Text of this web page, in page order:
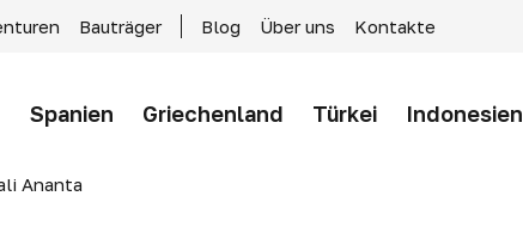
Bauträger Blog Über uns Kontakte
Spanien Griechenland Türkei Indonesien
Ananta